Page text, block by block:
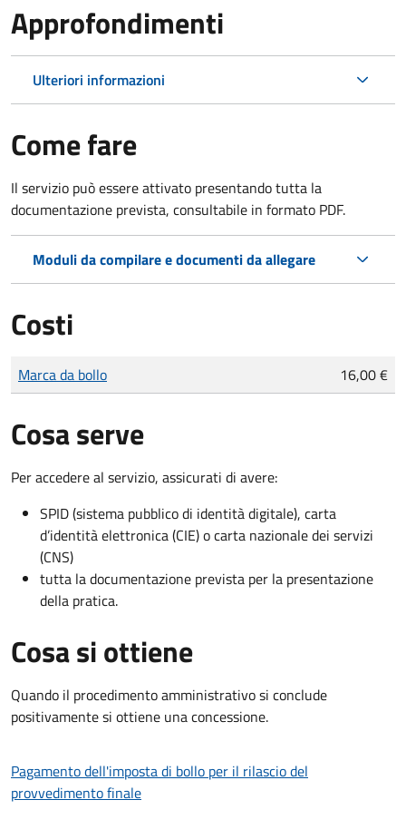
Approfondimenti
Ulteriori informazioni
Come fare
Il servizio può essere attivato presentando tutta la
documentazione prevista, consultabile in formato PDF.
Moduli da compilare e documenti da allegare
Costi
Tipo di pagamento
Importo
Marca da bollo 16,00 €
Cosa serve
Per accedere al servizio, assicurati di avere:
SPID (sistema pubblico di identità digitale), carta
d’identità elettronica (CIE) o carta nazionale dei servizi
(CNS)
tutta la documentazione prevista per la presentazione
della pratica.
Cosa si ottiene
Quando il procedimento amministrativo si conclude
positivamente si ottiene una concessione.
Pagamento dell'imposta di bollo per il rilascio del
provvedimento finale